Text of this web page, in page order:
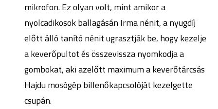
mikrofon. Ez olyan volt, mint amikor a
nyolcadikosok ballagásán Irma nénit, a nyugdíj
előtt álló tanító nénit ugrasztják be, hogy kezelje
a keverőpultot és összevissza nyomkodja a
gombokat, aki azelőtt maximum a keverőtárcsás
Hajdu mosógép billenőkapcsolóját kezelgette
csupán.